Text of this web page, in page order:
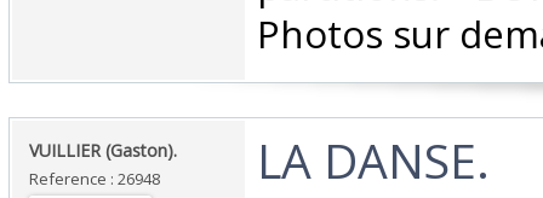
Photos sur
‎VUILLIER (Gaston).‎
Reference : 26948
‎LA DANSE.‎